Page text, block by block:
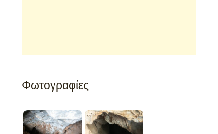
Φωτογραφίες